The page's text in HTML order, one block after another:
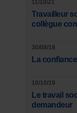
11/10/21
Travailleur
collègue
30/08/18
La
10/10/19
Le travail
demandeur